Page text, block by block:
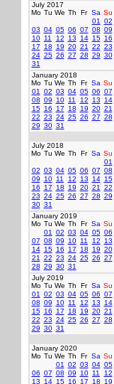
July 2017
Mo Tu We Th Fr Sa Su
01
02
03 04 05 06 07 08 09
10 11 12 13 14 15 16
17
18 19 20 21 22 23
24 25 26 27 28 29 30
31
January 2018
Mo Tu We Th Fr Sa Su
01
02 03 04 05 06 07
08 09 10 11 12 13
14
15 16 17 18 19 20 21
22 23 24 25 26 27 28
29 30 31
July 2018
Mo Tu We Th Fr Sa Su
01
02 03 04 05 06 07 08
09
10 11 12 13 14 15
16
17 18 19 20 21
22
23 24 25 26 27 28 29
30 31
January 2019
Mo Tu We Th Fr Sa Su
01
02 03 04 05 06
07 08 09 10 11 12
13
14 15 16 17 18 19 20
21
22 23 24 25 26 27
28 29 30 31
July 2019
Mo Tu We Th Fr Sa Su
01
02 03 04 05 06 07
08 09 10 11 12 13
14
15 16 17 18 19 20 21
22 23 24 25 26 27 28
29 30 31
January 2020
Mo Tu We Th Fr Sa Su
01
02 03 04 05
06 07 08 09 10 11
12
13
14 15 16 17 18
19